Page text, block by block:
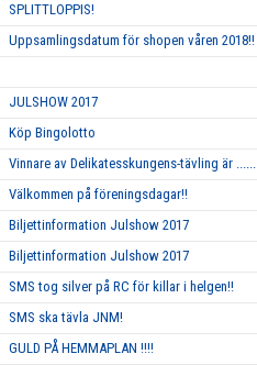
SPLITTLOPPIS!
Uppsamlingsdatum för shopen våren 2018!!
JULSHOW 2017
Köp Bingolotto
Vinnare av Delikatesskungens-tävling är ......
Välkommen på föreningsdagar!!
Biljettinformation Julshow 2017
Biljettinformation Julshow 2017
SMS tog silver på RC för killar i helgen!!
SMS ska tävla JNM!
GULD PÅ HEMMAPLAN !!!!